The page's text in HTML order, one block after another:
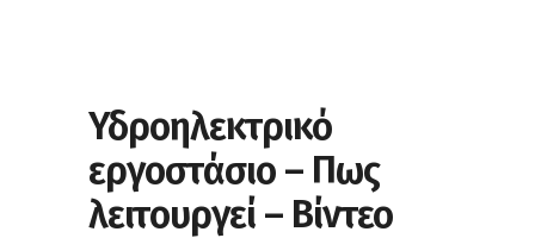
Υδροηλεκτρικό
εργοστάσιο – Πως
λειτουργεί – Βίντεο